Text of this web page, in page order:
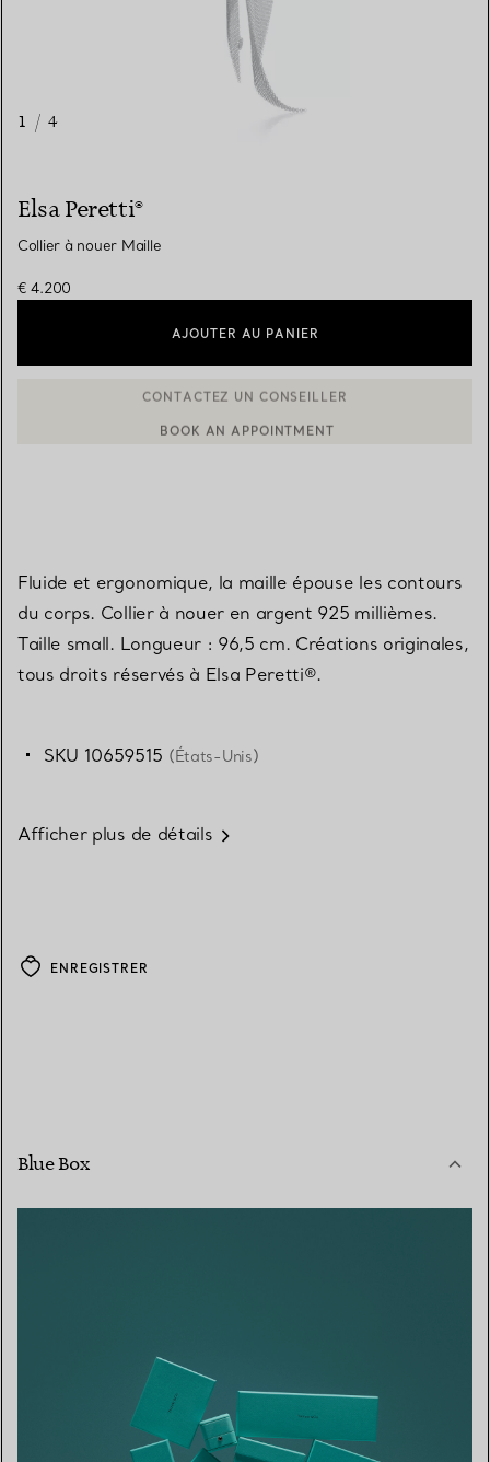
1 / 4
Elsa Peretti®
Collier à nouer Maille
€ 4.200
AJOUTER AU PANIER
Fluide et ergonomique, la maille épouse les contours
du corps. Collier à nouer en argent 925 millièmes.
Taille small. Longueur : 96,5 cm. Créations originales,
tous droits réservés à Elsa Peretti®.
SKU 10659515 (États-Unis)
Afficher plus de détails
ENREGISTRER
Blue Box